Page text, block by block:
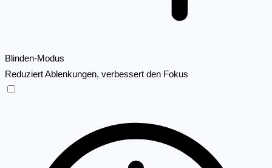
Blinden-Modus
Reduziert Ablenkungen, verbessert den Fokus